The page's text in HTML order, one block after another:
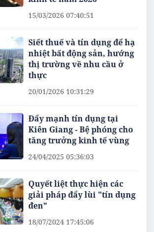
15/03/2026 07:40:51
Siết thuế và tín dụng để hạ
nhiệt bất động sản, hướng
thị trường về nhu cầu ở
thực
20/01/2026 10:31:29
Đẩy mạnh tín dụng tại
Kiên Giang - Bệ phóng cho
tăng trưởng kinh tế vùng
24/04/2025 05:36:03
Quyết liệt thực hiện các
giải pháp đẩy lùi "tín dụng
đen”
18/07/2024 17:45:06